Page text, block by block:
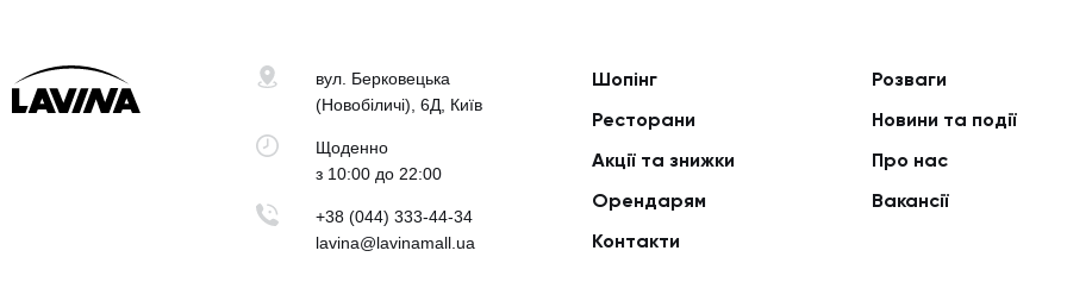
вул. Берковецька
(Новобіличі), 6Д, Київ
Щоденно
з 10:00 до 22:00
+38 (044) 333-44-34
lavina@lavinamall.ua
Шопінг
Розваги
Ресторани
Новини та події
Акції та знижки
Про нас
Орендарям
Вакансії
Контакти